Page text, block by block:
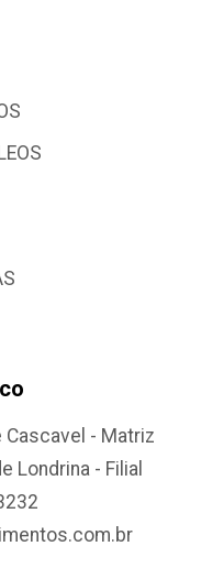
Cascavel - Matriz
Londrina - Filial